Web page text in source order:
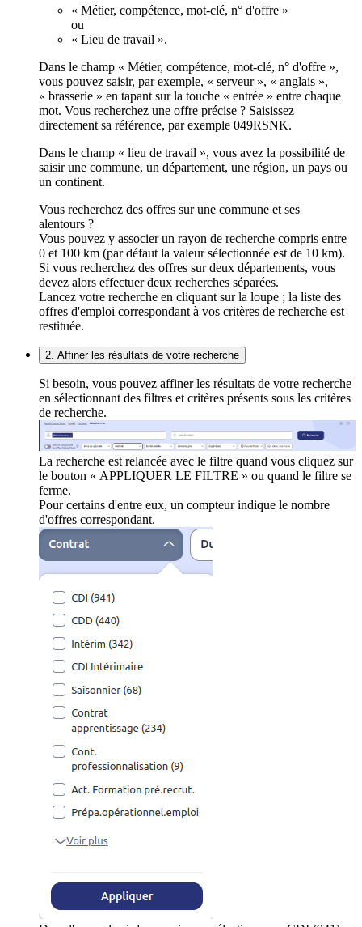
« Métier, compétence, mot-clé, n° d'offre »
ou
« Lieu de travail ».
Dans le champ « Métier, compétence, mot-clé, n° d'offre »,
vous pouvez saisir, par exemple, « serveur », « anglais »,
« brasserie » en tapant sur la touche « entrée » entre chaque
mot. Vous recherchez une offre précise ? Saisissez
directement sa référence, par exemple 049RSNK.
Dans le champ « lieu de travail », vous avez la possibilité de
saisir une commune, un département, une région, un pays ou
un continent.
Vous recherchez des offres sur une commune et ses
alentours ?
Vous pouvez y associer un rayon de recherche compris entre
0 et 100 km (par défaut la valeur sélectionnée est de 10 km).
Si vous recherchez des offres sur deux départements, vous
devez alors effectuer deux recherches séparées.
Lancez votre recherche en cliquant sur la loupe ; la liste des
offres d'emploi correspondant à vos critères de recherche est
restituée.
2. Affiner les résultats de votre recherche
Si besoin, vous pouvez affiner les résultats de votre recherche
en sélectionnant des filtres et critères présents sous les critères
de recherche.
La recherche est relancée avec le filtre quand vous cliquez sur
le bouton « APPLIQUER LE FILTRE » ou quand le filtre se
ferme.
Pour certains d'entre eux, un compteur indique le nombre
d'offres correspondant.